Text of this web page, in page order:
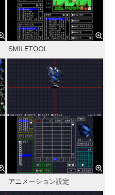
SMILETOOL
アニメーション設定